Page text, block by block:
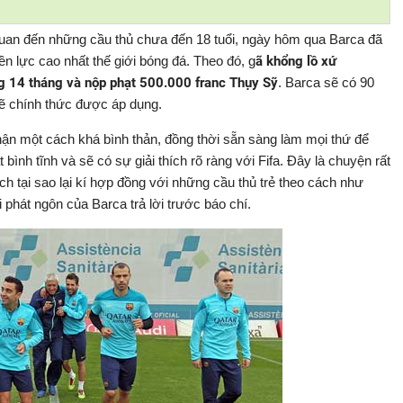
đến những cầu thủ chưa đến 18 tuổi, ngày hôm qua Barca đã
lực cao nhất thế giới bóng đá. Theo đó, gã khổng lồ xứ
14 tháng và nộp phạt 500.000 franc Thụy Sỹ. Barca sẽ có 90
chính thức được áp dụng.
một cách khá bình thản, đồng thời sẵn sàng làm mọi thứ để
bình tĩnh và sẽ có sự giải thích rõ ràng với Fifa. Đây là chuyện rất
tại sao lại kí hợp đồng với những cầu thủ trẻ theo cách như
ngôn của Barca trả lời trước báo chí.